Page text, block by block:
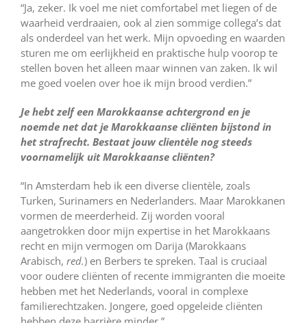
“Ja, zeker. Ik voel me niet comfortabel met liegen of de
waarheid verdraaien, ook al zien sommige collega’s dat
als onderdeel van het werk. Mijn opvoeding en waarden
sturen me om eerlijkheid en praktische hulp voorop te
stellen boven het alleen maar winnen van zaken. Ik wil
me goed voelen over hoe ik mijn brood verdien.”
Je hebt zelf een Marokkaanse achtergrond en je
noemde net dat je Marokkaanse cliënten bijstond in
het strafrecht. Bestaat jouw clientèle nog steeds
voornamelijk uit Marokkaanse cliënten?
“In Amsterdam heb ik een diverse clientèle, zoals
Turken, Surinamers en Nederlanders. Maar Marokkanen
vormen de meerderheid. Zij worden vooral
aangetrokken door mijn expertise in het Marokkaans
recht en mijn vermogen om Darija (Marokkaans
Arabisch, red.) en Berbers te spreken. Taal is cruciaal
voor oudere cliënten of recente immigranten die moeite
hebben met het Nederlands, vooral in complexe
familierechtzaken. Jongere, goed opgeleide cliënten